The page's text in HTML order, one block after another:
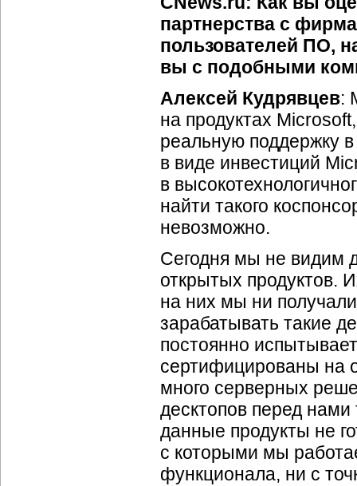
партнерства с
пользователей ПО,
вы с подобными
Алексей Кудрявцев:
на продуктах
реальную поддержку
в виде инвестиций
в
найти такого
невозможно.
Сегодня мы не видим
открытых продуктов.
на них мы ни
зарабатывать такие
постоянно
сертифицированы на
много серверных
десктопов перед нами
данные продукты не
с которыми мы
функционала, ни с